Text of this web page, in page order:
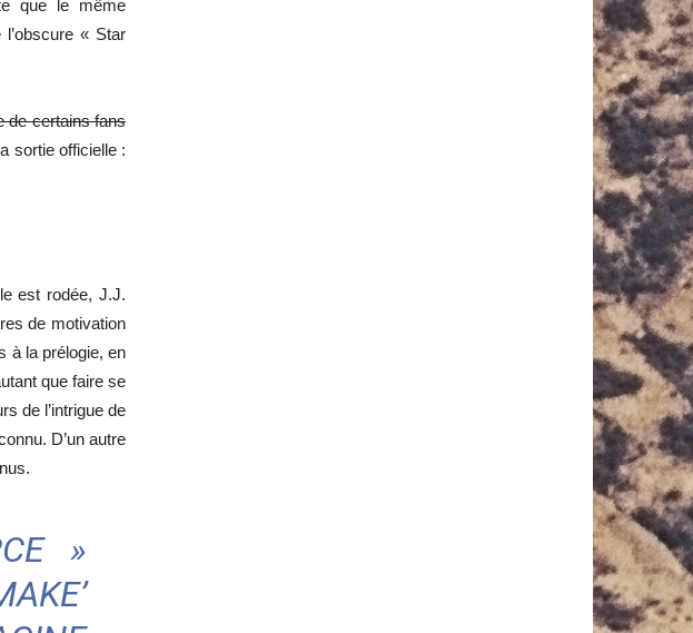
que le même
« Star
de certains fans
sortie officielle :
est rodée, J.J.
de motivation
à la prélogie, en
que faire se
de l’intrigue de
D’un autre
»